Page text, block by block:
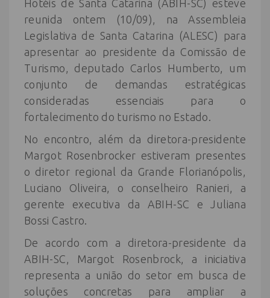
Hotéis de Santa Catarina (ABIH-SC) esteve
reunida ontem (10/09), na Assembleia
Legislativa de Santa Catarina (ALESC) para
apresentar ao presidente da Comissão de
Turismo, deputado Carlos Humberto, um
conjunto de demandas estratégicas
consideradas essenciais para o
fortalecimento do turismo no Estado.
No encontro, além da diretora-presidente
Margot Rosenbrocker estiveram presentes
o diretor regional da Grande Florianópolis,
Luciano Oliveira, o conselheiro Ranieri, a
gerente executiva da ABIH-SC e Juliana
Bossi Castro.
De acordo com a diretora-presidente da
ABIH-SC, Margot Rosenbrock, a iniciativa
representa a união do setor em busca de
soluções concretas para ampliar a